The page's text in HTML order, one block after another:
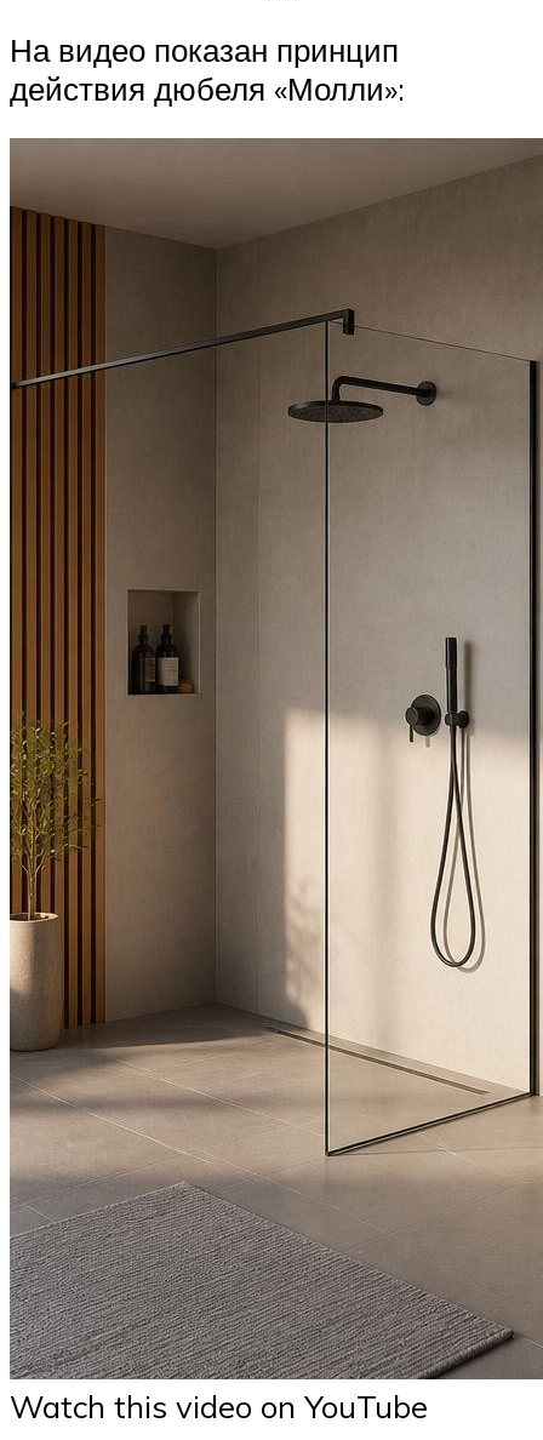
На видео показан принцип
действия дюбеля «Молли»:
Watch this video on YouTube